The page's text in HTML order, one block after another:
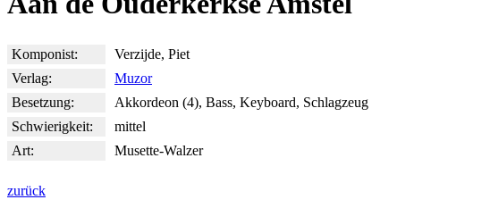
Komponist:
Verzijde, Piet
Verlag:
Muzor
Besetzung:
Akkordeon (4), Bass, Keyboard, Schlagzeug
Schwierigkeit:
mittel
Art:
Musette-Walzer
zurück